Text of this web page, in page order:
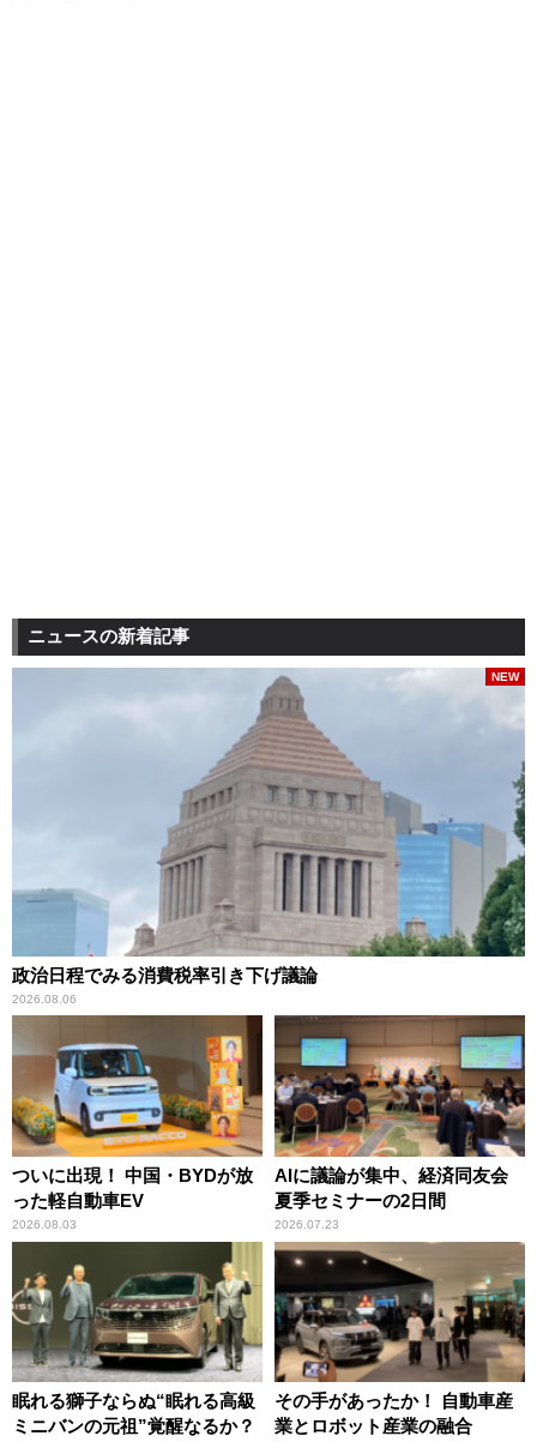
ニュースの新着記事
政治日程でみる消費税率引き下げ議論
2026.08.06
NEW
ついに出現！ 中国・BYDが放
った軽自動車EV
2026.08.03
AIに議論が集中、経済同友会
夏季セミナーの2日間
2026.07.23
眠れる獅子ならぬ“眠れる高級
ミニバンの元祖”覚醒なるか？
その手があったか！ 自動車産
業とロボット産業の融合